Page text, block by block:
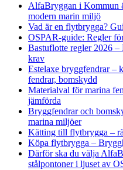
AlfaBryggan i Kommun
modern marin miljö
Vad är en flytbrygga?
OSPAR-guide: Regler
Bastuflotte regler 2026
krav
Estelaxe bryggfendrar –
fendrar, bomskydd
Materialval för marina
jämförda
Bryggfendrar och
marina miljöer
Kätting till flytbrygga –
Köpa flytbrygga –
Därför ska du välja
stålpontoner i ljuset av